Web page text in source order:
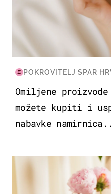
POKROVITELJ SPAR
Omiljene
možete kupiti i
nabavke
MODA & LJEPOTA